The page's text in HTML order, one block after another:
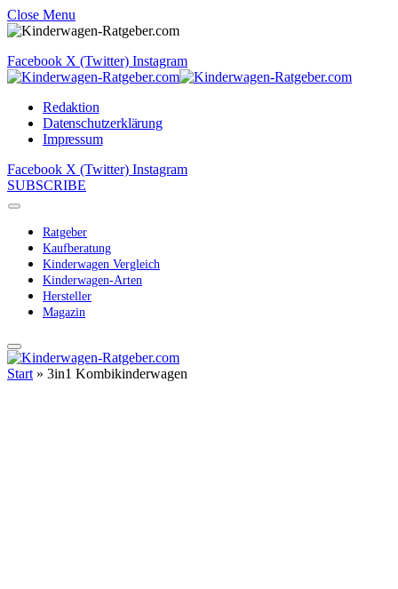
Close Menu
Facebook X (Twitter) Instagram
Redaktion
Datenschutzerklärung
Impressum
Facebook X (Twitter) Instagram
SUBSCRIBE
Ratgeber
Kaufberatung
Kinderwagen Vergleich
Kinderwagen-Arten
Hersteller
Magazin
Start » 3in1 Kombikinderwagen